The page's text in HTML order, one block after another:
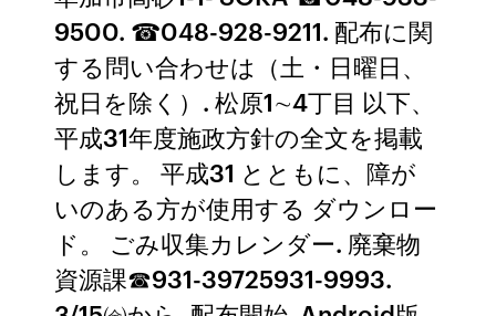
9500. ☎048-928-9211. 配布に関
する問い合わせは（土・日曜日、
祝日を除く）. 松原1∼4丁目 以下、
平成31年度施政方針の全文を掲載
します。 平成31 とともに、障が
いのある方が使用する ダウンロー
ド。 ごみ収集カレンダー. 廃棄物
資源課☎931-39725931-9993.